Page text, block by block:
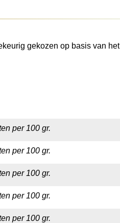
gekozen op basis van het
per 100 gr.
per 100 gr.
per 100 gr.
per 100 gr.
per 100 gr.